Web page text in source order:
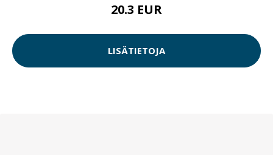
20.3 EUR
LISÄTIETOJA